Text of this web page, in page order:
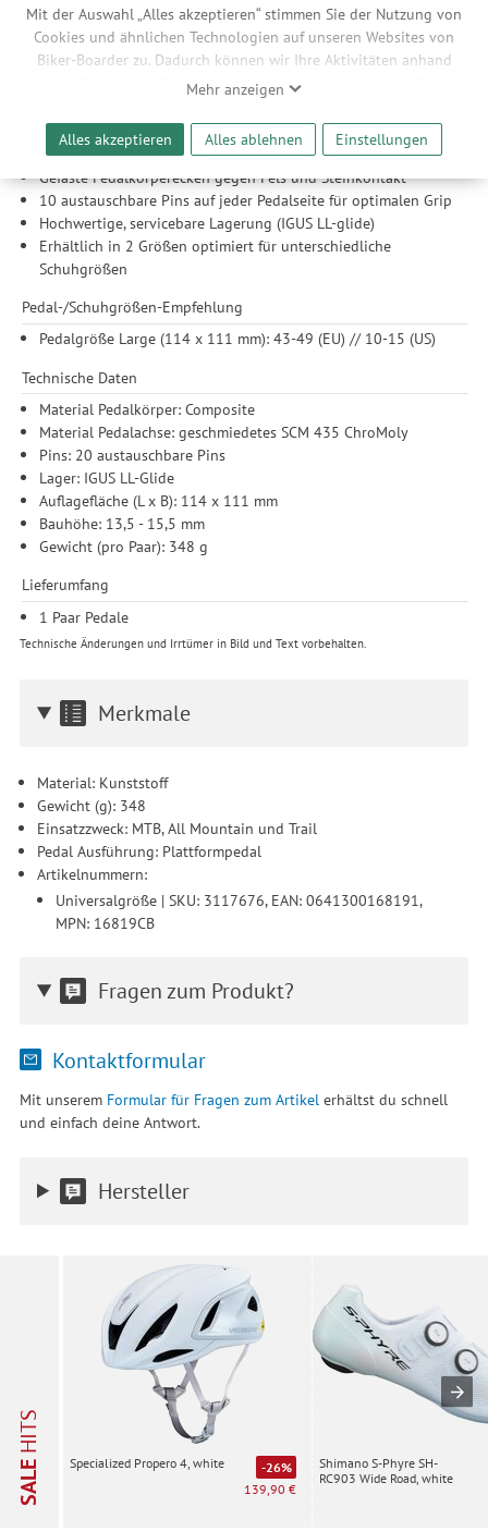
Mit der Auswahl „Alles akzeptieren“ stimmen Sie der Nutzung von
Cookies und ähnlichen Technologien auf unseren Websites von
Biker-Boarder zu. Dadurch können wir Ihre Aktivitäten anhand
Ihrer Geräte- und Browsereinstellungen nachvollziehen. Dies
ermöglicht es uns, anhand ihrer Interessen nutzungsbasierte
Werbeanzeigen für Sie bereitzustellen sowie Funktionalitäten
unserer Website sicherzustellen und stetig zu verbessern. Dabei
werden Ihre Daten auch an Drittanbieter und Werbepartner
weitergegeben. Die Verarbeitung erfolgt ausschließlich zum
Zwecke der Einbindung von Streaming-Inhalten und der
Durchführung von statistischer Analyse, Reichweitenmessungen,
Produktempfehlungen und nutzungsbasierter Werbung.
und der Speicherdauer finden Sie unter Einstellungen. Diese
Einwilligung ist freiwillig, für die Nutzung unserer Website nicht
Einwilligung unter Einstellungen lediglich für bestimmte
Drittanbieter erteilen und jederzeit für die Zukunft widerrufen.
Mehr anzeigen
Alles akzeptieren Alles ablehnen Einstellungen
All-Mountain und Trail
Features
Neu: geformter Pedalkörper aus leichtem, verstärkten
Flache Bauhöhe mit konkaver Pedalplattform (13,5 bis 15,5
mm)
Gefaste Pedalkörperecken gegen Fels und Steinkontakt
10 austauschbare Pins auf jeder Pedalseite für optimalen Grip
Hochwertige, servicebare Lagerung (IGUS LL-glide)
Erhältlich in 2 Größen optimiert für unterschiedliche
Schuhgrößen
Pedal-/Schuhgrößen-Empfehlung
Pedalgröße Large (114 x 111 mm): 43-49 (EU) // 10-15 (US)
Technische Daten
Material Pedalkörper: Composite
Material Pedalachse: geschmiedetes SCM 435 ChroMoly
Pins: 20 austauschbare Pins
Lager: IGUS LL-Glide
Auflagefläche (L x B): 114 x 111 mm
Bauhöhe: 13,5 - 15,5 mm
Gewicht (pro Paar): 348 g
Lieferumfang
1 Paar Pedale
Technische Änderungen und Irrtümer in Bild und Text vorbehalten.
Merkmale
Material: Kunststoff
Gewicht (g): 348
Einsatzzweck: MTB, All Mountain und Trail
Pedal Ausführung: Plattformpedal
Artikelnummern:
Universalgröße | SKU: 3117676, EAN: 0641300168191,
MPN: 16819CB
Fragen zum Produkt?
Kontaktformular
Mit unserem Formular für Fragen zum Artikelerhältst du schnell
und einfach deine Antwort.
Hersteller
SALE
HITS
Specialized Propero 4, white
-26%
139,90 €
Shimano S-Phyre SH-
RC903 Wide Road, white